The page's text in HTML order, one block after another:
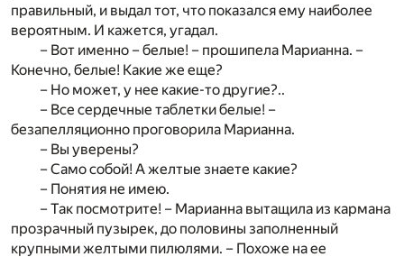
правильный, и выдал тот, что показался ему наиболее
вероятным. И кажется, угадал.
– Вот именно – белые! – прошипела Марианна. –
Конечно, белые! Какие же еще?
– Но может, у нее какие-то другие?..
– Все сердечные таблетки белые! –
безапелляционно проговорила Марианна.
– Вы уверены?
– Само собой! А желтые знаете какие?
– Понятия не имею.
– Так посмотрите! – Марианна вытащила из кармана
прозрачный пузырек, до половины заполненный
крупными желтыми пилюлями. – Похоже на ее